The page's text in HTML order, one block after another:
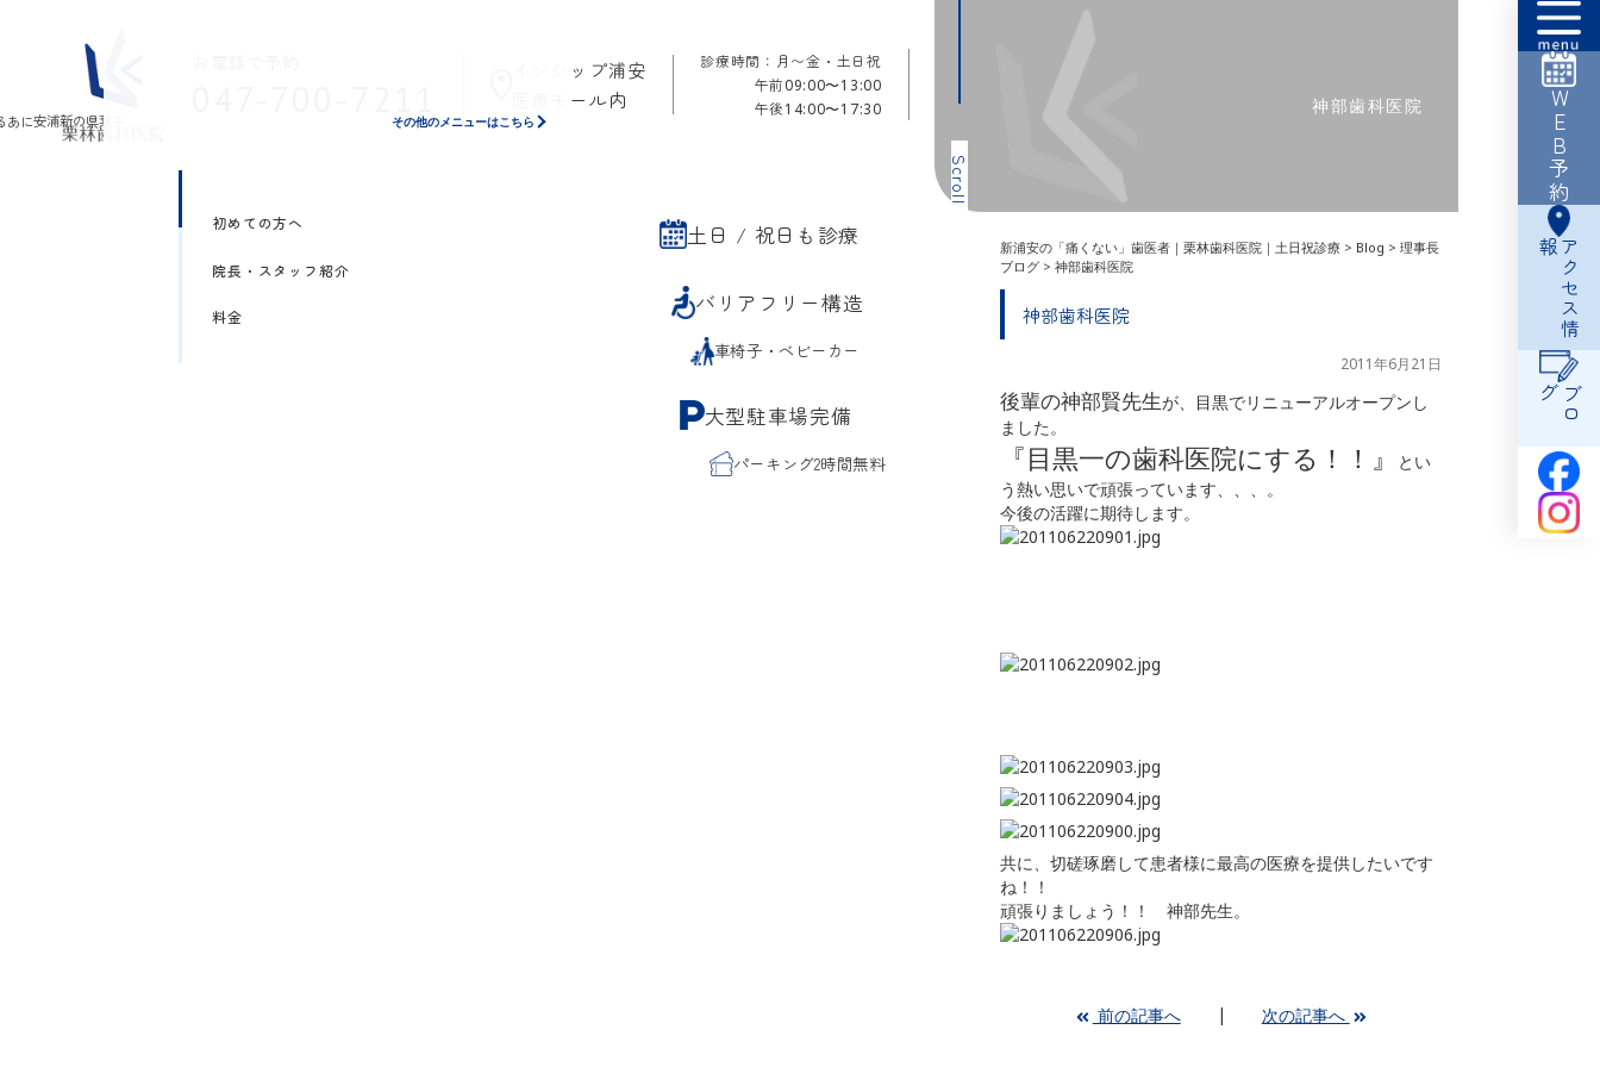
インシップ浦安
医療モール内
診療時間：月〜金・土日祝
午前09:00〜13:00
午後14:00〜17:30
初めての方へ
院長・スタッフ紹介
料金
土日 / 祝日も診療
バリアフリー構造
車椅子・ベビーカー
大型駐車場完備
パーキング2時間無料
その他のメニューはこちら WEB予約
ア
ク
セ
ス
情
報
ブ
ロ
グ
Scroll
神部歯科医院
新浦安の「痛くない」歯医者｜栗林歯科医院｜土日祝診療 > Blog > 理事長
ブログ > 神部歯科医院
神部歯科医院
2011年6月21日
後輩の神部賢先生が、目黒でリニューアルオープンし
ました。
『目黒一の歯科医院にする！！』
とい
う熱い思いで頑張っています、、、。
今後の活躍に期待します。
共に、切磋琢磨して患者様に最高の医療を提供したいです
ね！！
頑張りましょう！！ 神部先生。
前の記事へ 次の記事へ